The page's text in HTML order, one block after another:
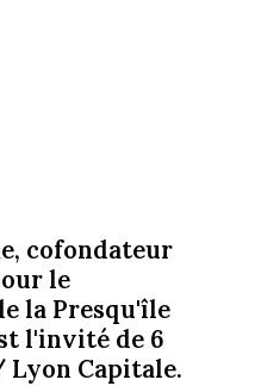
cofondateur
le
la Presqu'île
l'invité de 6
Capitale.